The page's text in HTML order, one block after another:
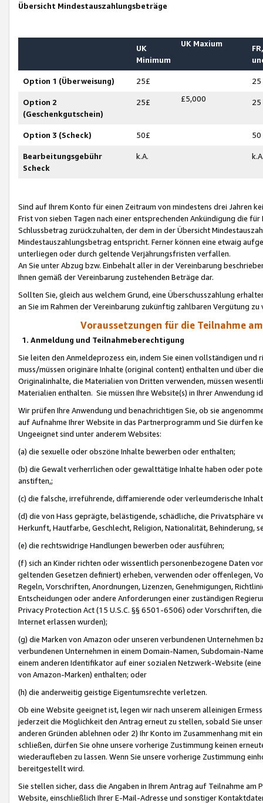
Übersicht Mindestauszahlungsbeträge
UK
Minimum
UK Maxium
Option 1 (Überweisung) 25£ 25
Option 2
(Geschenkgutschein)
25£ £5,000 25
Option 3 (Scheck) 50£ 50
Bearbeitungsgebühr
Scheck
k.A.
Sind auf Ihrem Konto für einen Zeitraum von mindestens drei Jahren
Frist von sieben Tagen nach einer entsprechenden Ankündigung die
Schlussbetrag zurückzuhalten, der dem in der Übersicht
Mindestauszahlungsbetrag entspricht. Ferner können eine etwaig
unterliegen oder durch geltende Verjährungsfristen verfallen.
An Sie unter Abzug bzw. Einbehalt aller in der Vereinbarung
Ihnen gemäß der Vereinbarung zustehenden Beträge dar.
Sollten Sie, gleich aus welchem Grund, eine Überschusszahlung
an Sie im Rahmen der Vereinbarung zukünftig zahlbaren Vergütung zu
Voraussetzungen für die Teilnahme
1. Anmeldung und Teilnahmeberechtigung
Sie leiten den Anmeldeprozess ein, indem Sie einen vollständigen
muss/müssen originäre Inhalte (original content) enthalten und über
Originalinhalte, die Materialien von Dritten verwenden, müssen
Materialien enthalten. Sie müssen Ihre Website(s) in Ihrer Anwendung
Wir prüfen Ihre Anwendung und benachrichtigen Sie, ob sie
auf Aufnahme Ihrer Website in das Partnerprogramm und Sie dürfen
Ungeeignet sind unter anderem Websites:
(a) die sexuelle oder obszöne Inhalte bewerben oder enthalten;
(b) die Gewalt verherrlichen oder gewalttätige Inhalte haben oder
anstiften,;
(c) die falsche, irreführende, diffamierende oder verleumderische
(d) die von Hass geprägte, belästigende, schädliche, die Privatsphäre
Herkunft, Hautfarbe, Geschlecht, Religion, Nationalität, Behinderung,
(e) die rechtswidrige Handlungen bewerben oder ausführen;
(f) sich an Kinder richten oder wissentlich personenbezogene Daten
geltenden Gesetzen definiert) erheben, verwenden oder offenlegen,
Regeln, Vorschriften, Anordnungen, Lizenzen, Genehmigungen,
Entscheidungen oder andere Anforderungen einer zuständigen
Privacy Protection Act (15 U.S.C. §§ 6501-6506) oder Vorschriften,
Internet erlassen wurden);
(g) die Marken von Amazon oder unseren verbundenen Unternehmen
verbundenen Unternehmen in einem Domain-Namen, Subdomain-
einem anderen Identifikator auf einer sozialen Netzwerk-Website
von Amazon-Marken) enthalten; oder
(h) die anderweitig geistige Eigentumsrechte verletzen.
Ob eine Website geeignet ist, legen wir nach unserem alleinigen
jederzeit die Möglichkeit den Antrag erneut zu stellen, sobald Sie
anderen Gründen ablehnen oder 2) Ihr Konto im Zusammenhang mit
schließen, dürfen Sie ohne unsere vorherige Zustimmung keinen
wiederaufleben zu lassen. Wenn Sie unsere vorherige Zustimmung
bereitgestellt wird.
Sie stellen sicher, dass die Angaben in Ihrem Antrag auf Teilnahme
Website, einschließlich Ihrer E-Mail-Adresse und sonstiger